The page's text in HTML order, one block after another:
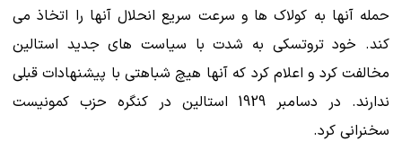
حمله آنها به کولاک ها و سرعت سریع انحلال آنها را اتخاذ می
کند. خود تروتسکی به شدت با سیاست های جدید استالین
مخالفت کرد و اعلام کرد که آنها هیچ شباهتی با پیشنهادات قبلی
ندارند. در دسامبر 1929 استالین در کنگره حزب کمونیست
سخنرانی کرد.